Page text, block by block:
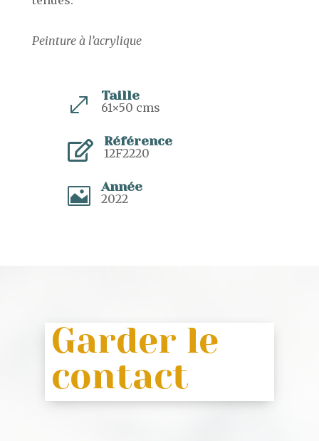
Peinture à l’acrylique
.
Taille
61×50 cms

Référence
12F2220

Année
2022
Garder le
contact